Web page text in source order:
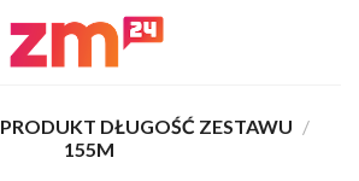
PRODUKT DŁUGOŚĆ ZESTAWU /
155M